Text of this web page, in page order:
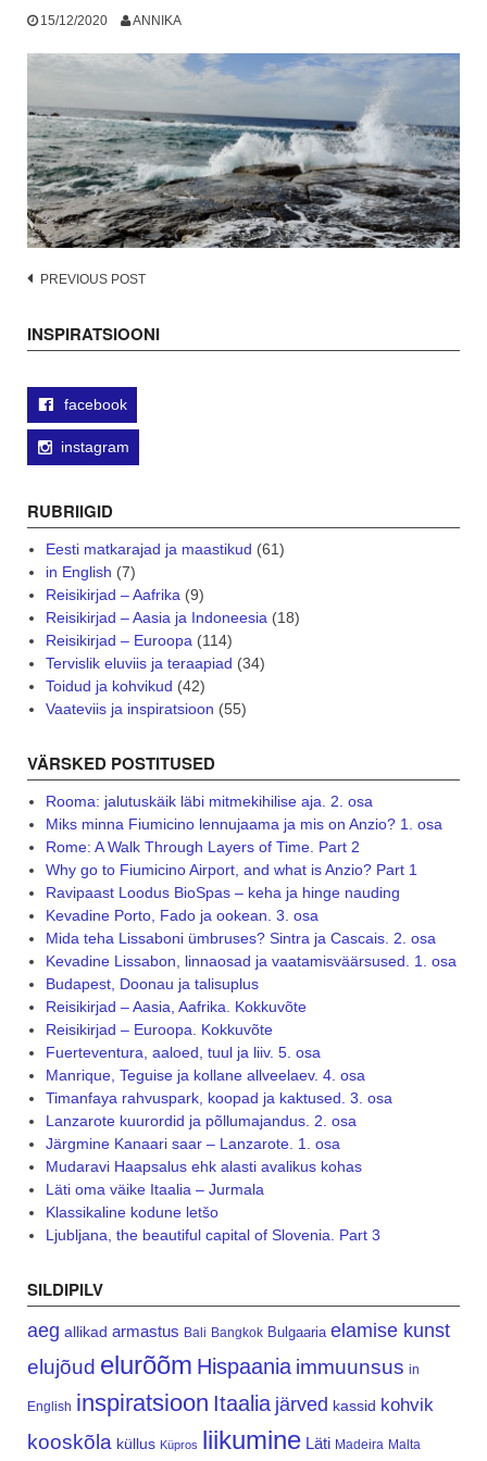
15/12/2020 ANNIKA
Post
PREVIOUS POST
INSPIRATSIOONI
facebook
instagram
RUBRIIGID
Eesti matkarajad ja maastikud (61)
in English (7)
Reisikirjad – Aafrika (9)
Reisikirjad – Aasia ja Indoneesia (18)
Reisikirjad – Euroopa (114)
Tervislik eluviis ja teraapiad (34)
Toidud ja kohvikud (42)
Vaateviis ja inspiratsioon (55)
VÄRSKED POSTITUSED
Rooma: jalutuskäik läbi mitmekihilise aja. 2. osa
Miks minna Fiumicino lennujaama ja mis on Anzio? 1. osa
Rome: A Walk Through Layers of Time. Part 2
Why go to Fiumicino Airport, and what is Anzio? Part 1
Ravipaast Loodus BioSpas – keha ja hinge nauding
Kevadine Porto, Fado ja ookean. 3. osa
Mida teha Lissaboni ümbruses? Sintra ja Cascais. 2. osa
Kevadine Lissabon, linnaosad ja vaatamisväärsused. 1. osa
Budapest, Doonau ja talisuplus
Reisikirjad – Aasia, Aafrika. Kokkuvõte
Reisikirjad – Euroopa. Kokkuvõte
Fuerteventura, aaloed, tuul ja liiv. 5. osa
Manrique, Teguise ja kollane allveelaev. 4. osa
Timanfaya rahvuspark, koopad ja kaktused. 3. osa
Lanzarote kuurordid ja põllumajandus. 2. osa
Järgmine Kanaari saar – Lanzarote. 1. osa
Mudaravi Haapsalus ehk alasti avalikus kohas
Läti oma väike Itaalia – Jurmala
Klassikaline kodune letšo
Ljubljana, the beautiful capital of Slovenia. Part 3
SILDIPILV
aeg allikad armastus Bali Bangkok Bulgaaria elamise kunst
elujõud elurõõm Hispaania immuunsus in
English inspiratsioon Itaalia järved kassid kohvik
kooskõla küllus Küpros liikumine Läti Madeira Malta